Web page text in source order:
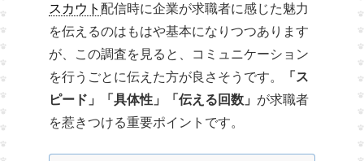
スカウト 配信時に企業が求職者に感じた魅力
を伝えるのはもはや基本になりつつあります
が、この調査を見ると、コミュニケーション
を行うごとに伝えた方が良さそうです。
「ス
ピード」「具体性」「伝える回数」 が求職者
を惹きつける重要ポイントです。